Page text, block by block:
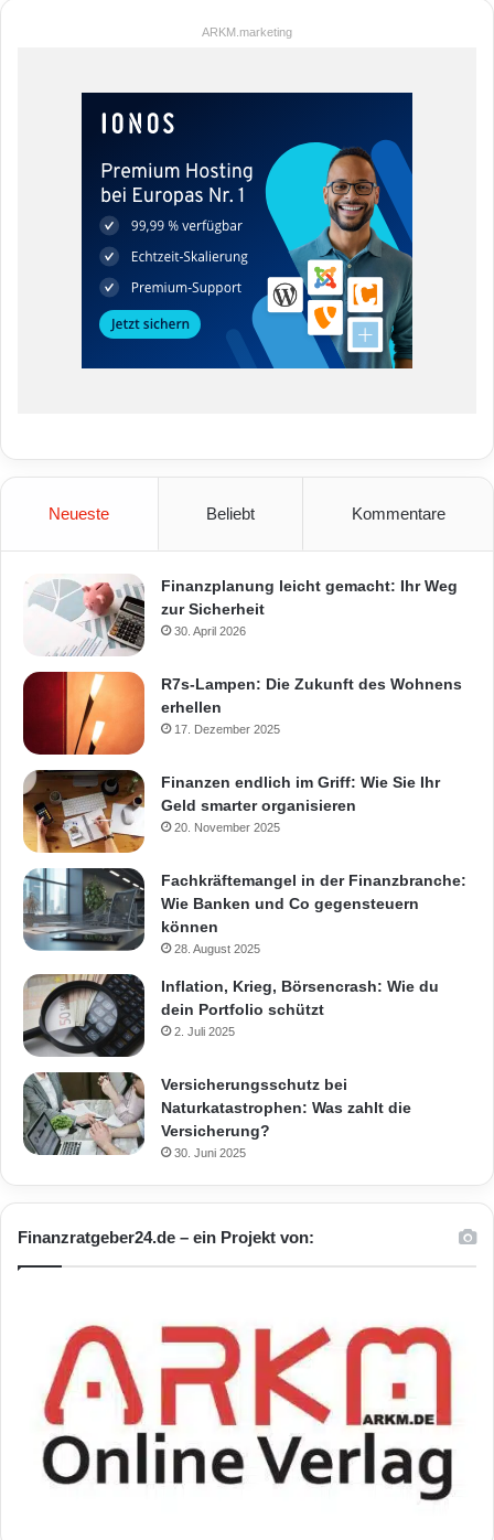
ARKM.marketing
Neueste Beliebt Kommentare
Finanzplanung leicht gemacht: Ihr Weg
zur Sicherheit
30. April 2026
R7s-Lampen: Die Zukunft des Wohnens
erhellen
17. Dezember 2025
Finanzen endlich im Griff: Wie Sie Ihr
Geld smarter organisieren
20. November 2025
Fachkräftemangel in der Finanzbranche:
Wie Banken und Co gegensteuern
können
28. August 2025
Inflation, Krieg, Börsencrash: Wie du
dein Portfolio schützt
2. Juli 2025
Versicherungsschutz bei
Naturkatastrophen: Was zahlt die
Versicherung?
30. Juni 2025
Finanzratgeber24.de – ein Projekt von: